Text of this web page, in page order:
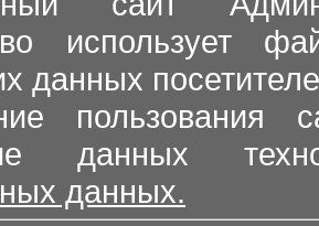
использует
данных
пользования
данных
данных.